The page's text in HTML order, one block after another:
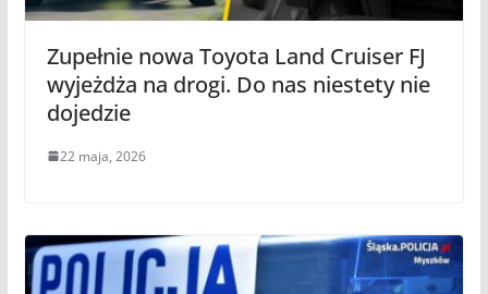
Zupełnie nowa Toyota Land Cruiser FJ
wyjeżdża na drogi. Do nas niestety nie
dojedzie
22 maja, 2026